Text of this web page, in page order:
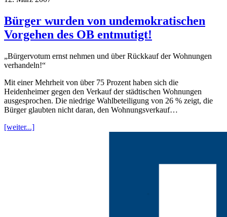
Bürger wurden von undemokratischen
Vorgehen des OB entmutigt!
„Bürgervotum ernst nehmen und über Rückkauf der Wohnungen
verhandeln!“
Mit einer Mehrheit von über 75 Prozent haben sich die
Heidenheimer gegen den Verkauf der städtischen Wohnungen
ausgesprochen. Die niedrige Wahlbeteiligung von 26 % zeigt, die
Bürger glaubten nicht daran, den Wohnungsverkauf…
[weiter...]